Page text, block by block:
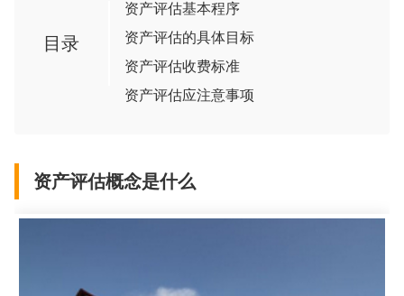
目录
资产评估基本程序
资产评估的具体目标
资产评估收费标准
资产评估应注意事项
资产评估概念是什么